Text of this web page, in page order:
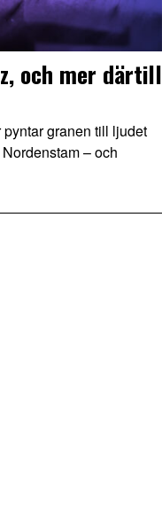
och mer därtill
granen till ljudet
– och